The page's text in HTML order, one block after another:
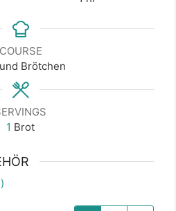
COURSE
Brötchen
1 Brot